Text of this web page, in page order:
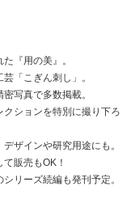
『用の美』。
「こぎん刺し」。
写真で多数掲載。
クションを特別に撮り下ろ
ザインや研究用途にも。
販売もOK！
リーズ続編も発刊予定。